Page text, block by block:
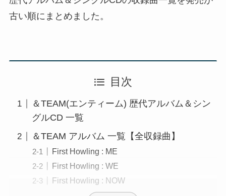
古い順にまとめました。
目次
＆TEAM(エンティーム) 歴代アルバム＆シン
グルCD 一覧
＆TEAM アルバム 一覧【全収録曲】
First Howling : ME
First Howling : WE
First Howling : NOW